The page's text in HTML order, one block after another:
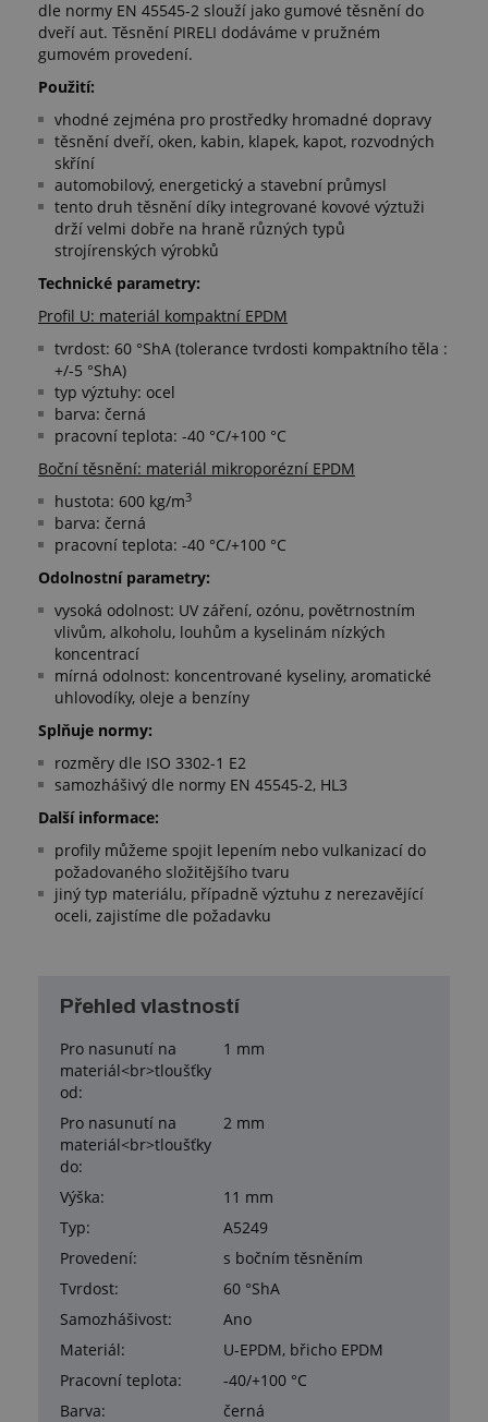
dle normy EN 45545-2 slouží jako gumové těsnění do
dveří aut. Těsnění PIRELI dodáváme v pružném
gumovém provedení.
Použití:
vhodné zejména pro prostředky hromadné dopravy
těsnění dveří, oken, kabin, klapek, kapot, rozvodných
skříní
automobilový, energetický a stavební průmysl
tento druh těsnění díky integrované kovové výztuži
drží velmi dobře na hraně různých typů
strojírenských výrobků
Technické parametry:
Profil U: materiál kompaktní EPDM
tvrdost: 60 °ShA (tolerance tvrdosti kompaktního těla :
+/-5 °ShA)
typ výztuhy: ocel
barva: černá
pracovní teplota: -40 °C/+100 °C
Boční těsnění: materiál mikroporézní EPDM
hustota: 600 kg/m3
barva: černá
pracovní teplota: -40 °C/+100 °C
Odolnostní parametry:
vysoká odolnost: UV záření, ozónu, povětrnostním
vlivům, alkoholu, louhům a kyselinám nízkých
koncentrací
mírná odolnost: koncentrované kyseliny, aromatické
uhlovodíky, oleje a benzíny
Splňuje normy:
rozměry dle ISO 3302-1 E2
samozhášivý dle normy EN 45545-2, HL3
Další informace:
profily můžeme spojit lepením nebo vulkanizací do
požadovaného složitějšího tvaru
jiný typ materiálu, případně výztuhu z nerezavějící
oceli, zajistíme dle požadavku
Přehled vlastností
Pro nasunutí na
materiál<br>tloušťky
od:
1 mm
Pro nasunutí na
materiál<br>tloušťky
do:
2 mm
Výška:
11 mm
Typ:
A5249
Provedení:
s bočním těsněním
Tvrdost:
60 °ShA
Samozhášivost:
Ano
Materiál:
U-EPDM, břicho EPDM
Pracovní teplota:
-40/+100 °C
Barva:
černá